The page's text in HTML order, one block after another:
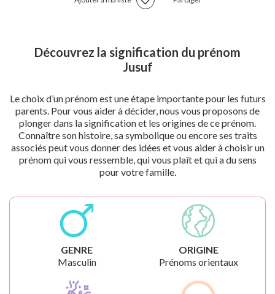
Découvrez la signification du prénom
Jusuf
Le choix d’un prénom est une étape importante pour les futurs
parents. Pour vous aider à décider, nous vous proposons de
plonger dans la signification et les origines de ce prénom.
Connaître son histoire, sa symbolique ou encore ses traits
associés peut vous donner des idées et vous aider à choisir un
prénom qui vous ressemble, qui vous plaît et qui a du sens
pour votre famille.
GENRE
Masculin
ORIGINE
Prénoms orientaux